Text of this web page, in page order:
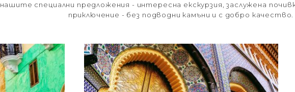
нашите специални предложения - интересна екскурзия, заслужена
приключение - без подводни камъни и с добро качество.